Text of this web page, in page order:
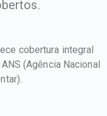
cobertura integral
ANS(Agência Nacional